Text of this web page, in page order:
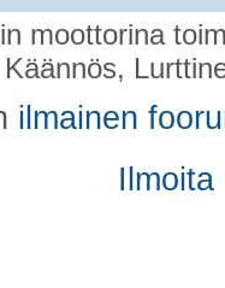
moottorina
Käännös,
ilmainen